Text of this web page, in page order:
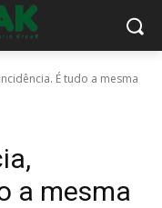
É tudo a mesma
a mesma